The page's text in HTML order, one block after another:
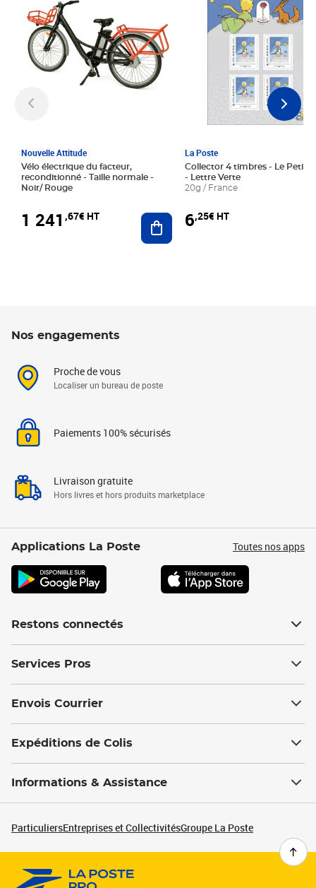
Nouvelle Attitude
Vélo électrique du facteur,
reconditionné - Taille normale -
Noir/ Rouge
1 241 ,67€ HT Ajouter au panier
La Poste
Collector 4 timbres - Le Petit
- Lettre Verte
20g / France
6,25€ HT
Nos engagements
Proche de vous
Localiser un bureau de poste
Paiements 100% sécurisés
Livraison gratuite
Hors livres et hors produits marketplace
Applications La Poste Toutes nos apps
Restons connectés
Services Pros
Envois Courrier
Expéditions de Colis
Informations & Assistance
ParticuliersEntreprises et CollectivitésGroupe La Poste